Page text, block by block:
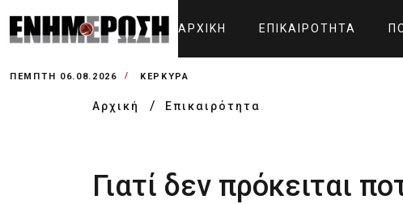
ΑΡΧΙΚΉ ΕΠΙΚΑΙΡΌΤΗΤΑ
ΠΈΜΠΤΗ 06.08.2026 ΚΕΡΚΥΡΑ
Αρχική Επικαιρότητα
Γιατί δεν πρόκειται